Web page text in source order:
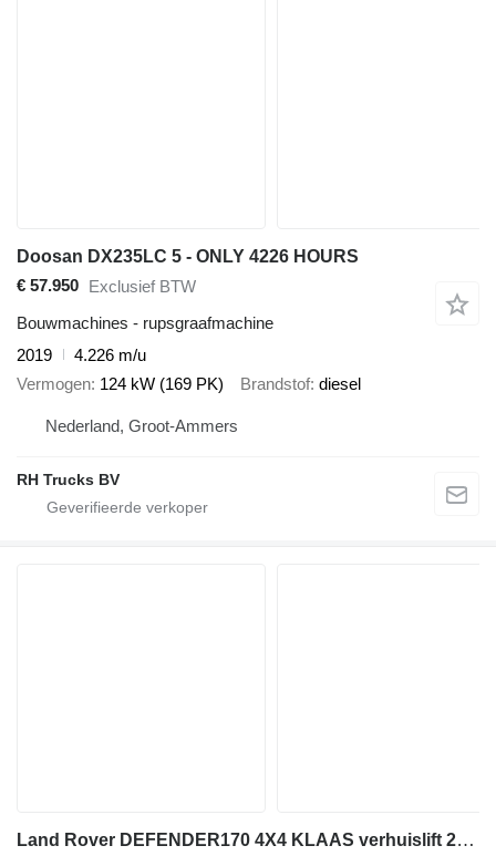
Doosan DX235LC 5 - ONLY 4226 HOURS
€ 57.950 Exclusief BTW
Bouwmachines - rupsgraafmachine
2019
4.226 m/u
Vermogen 124 kW (169 PK) Brandstof diesel
Nederland, Groot-Ammers
RH Trucks BV
Land Rover DEFENDER170 4X4 KLAAS verhuislift 21 meter